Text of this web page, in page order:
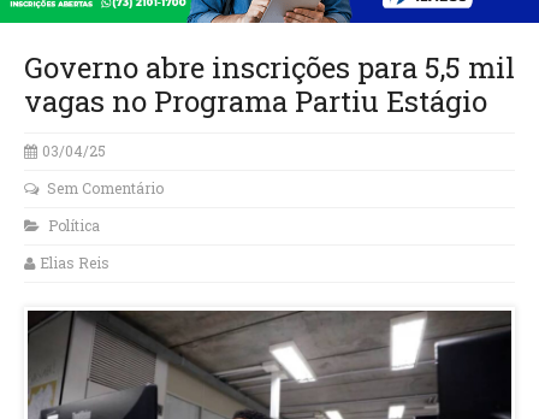
Governo abre inscrições para 5,5 mil
vagas no Programa Partiu Estágio
03/04/25
Sem Comentário
Política
Elias Reis